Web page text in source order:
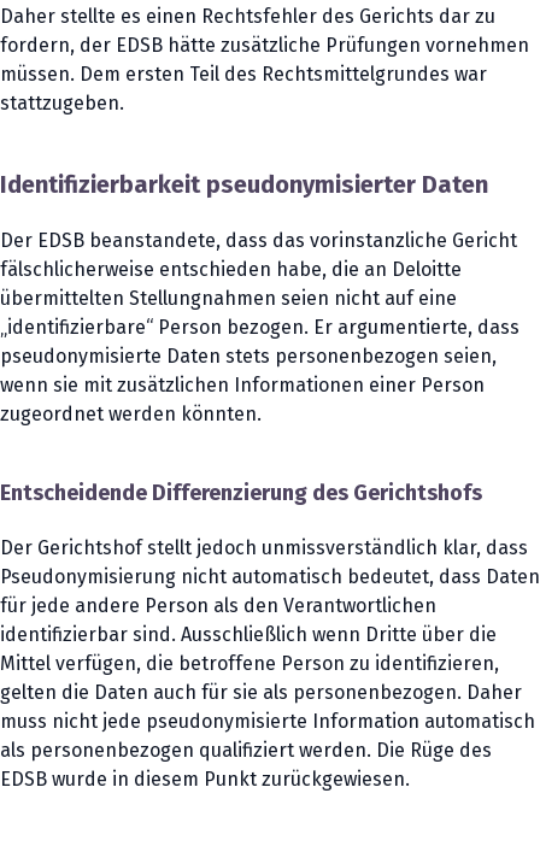
Daher stellte es einen Rechtsfehler des Gerichts dar zu
fordern, der EDSB hätte zusätzliche Prüfungen vornehmen
müssen. Dem ersten Teil des Rechtsmittelgrundes war
stattzugeben.
Identifizierbarkeit pseudonymisierter Daten
Der EDSB beanstandete, dass das vorinstanzliche Gericht
fälschlicherweise entschieden habe, die an Deloitte
übermittelten Stellungnahmen seien nicht auf eine
„identifizierbare“ Person bezogen. Er argumentierte, dass
pseudonymisierte Daten stets personenbezogen seien,
wenn sie mit zusätzlichen Informationen einer Person
zugeordnet werden könnten.
Entscheidende Differenzierung des Gerichtshofs
Der Gerichtshof stellt jedoch unmissverständlich klar, dass
Pseudonymisierung nicht automatisch bedeutet, dass Daten
für jede andere Person als den Verantwortlichen
identifizierbar sind. Ausschließlich wenn Dritte über die
Mittel verfügen, die betroffene Person zu identifizieren,
gelten die Daten auch für sie als personenbezogen. Daher
muss nicht jede pseudonymisierte Information automatisch
als personenbezogen qualifiziert werden. Die Rüge des
EDSB wurde in diesem Punkt zurückgewiesen.